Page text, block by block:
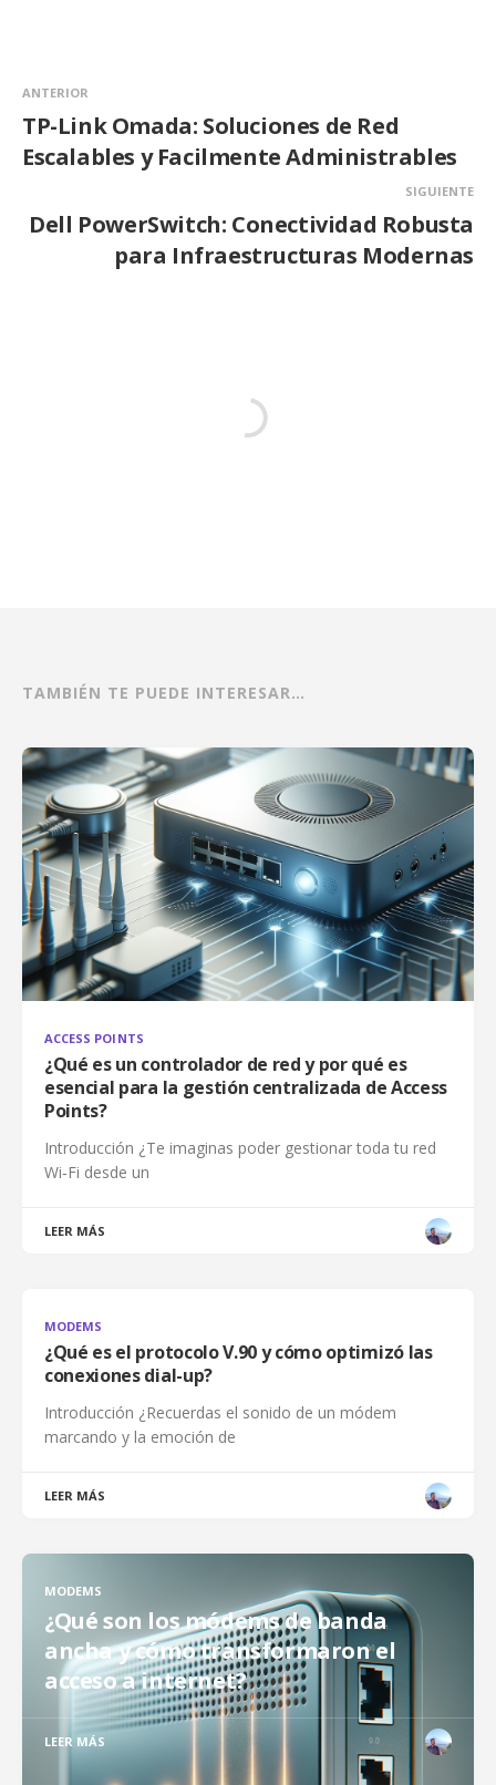
ANTERIOR
TP-Link Omada: Soluciones de Red
Escalables y Facilmente Administrables
SIGUIENTE
Dell PowerSwitch: Conectividad Robusta
para Infraestructuras Modernas
TAMBIÉN TE PUEDE INTERESAR…
ACCESS POINTS
¿Qué es un controlador de red y por qué es
esencial para la gestión centralizada de Access
Points?
Introducción ¿Te imaginas poder gestionar toda tu red
Wi‑Fi desde un
LEER MÁS
MODEMS
¿Qué es el protocolo V.90 y cómo optimizó las
conexiones dial-up?
Introducción ¿Recuerdas el sonido de un módem
marcando y la emoción de
LEER MÁS
MODEMS
¿Qué son los módems de banda
ancha y cómo transformaron el
acceso a internet?
LEER MÁS